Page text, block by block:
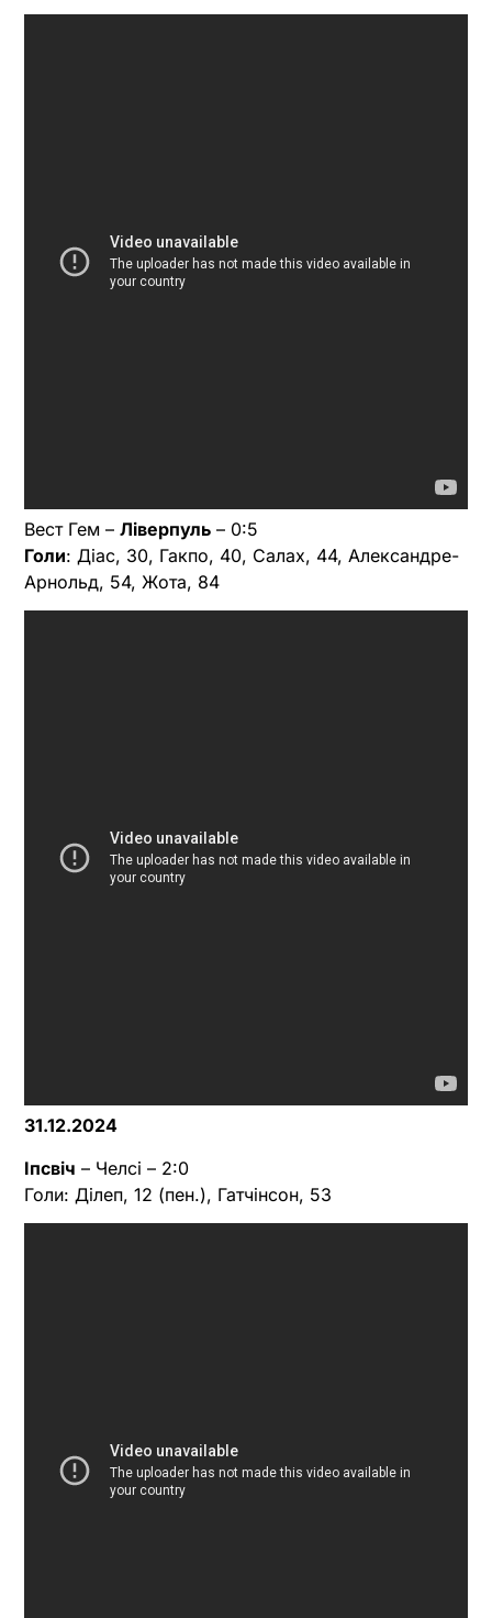
Вест Гем – Ліверпуль – 0:5
Голи: Діас, 30, Гакпо, 40, Салах, 44, Александре-
Арнольд, 54, Жота, 84
31.12.2024
Іпсвіч – Челсі – 2:0
Голи: Ділеп, 12 (пен.), Гатчінсон, 53